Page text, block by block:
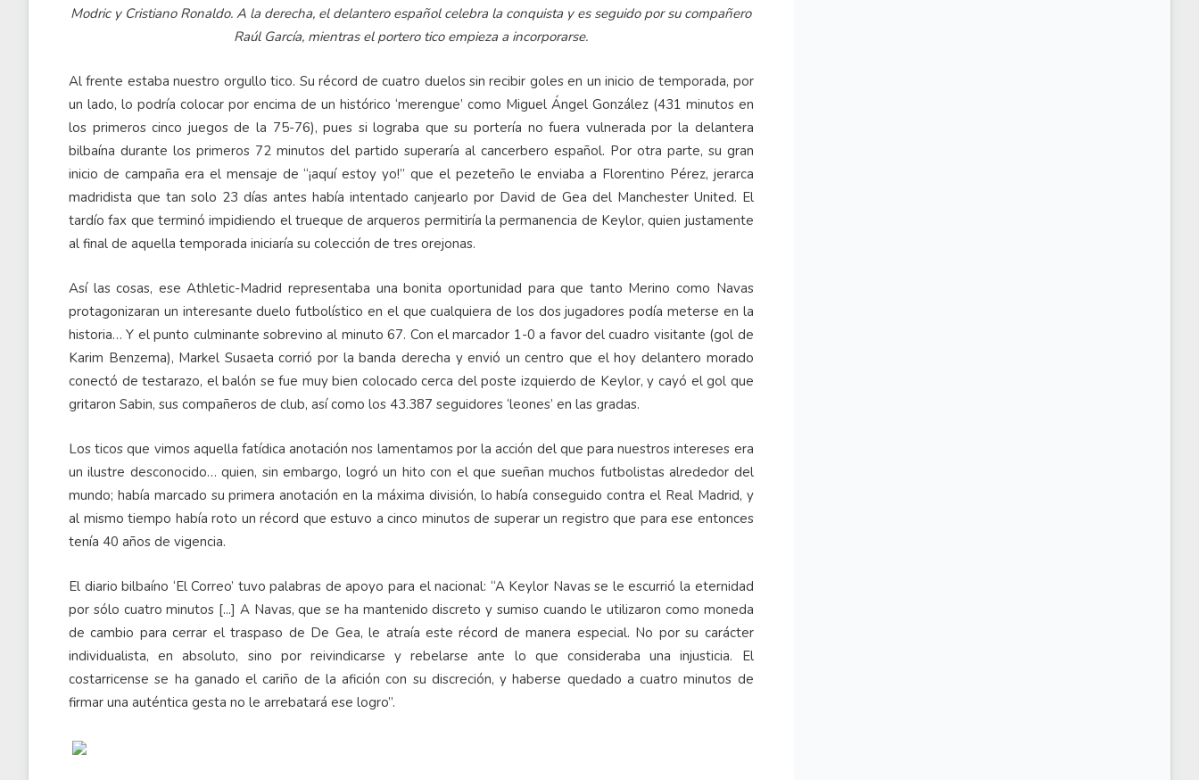
Modric y Cristiano Ronaldo. A la derecha, el delantero español celebra la conquista y es seguido por su compañero
Raúl García, mientras el portero tico empieza a incorporarse.
Al frente estaba nuestro orgullo tico. Su récord de cuatro duelos sin recibir goles en un inicio de temporada, por
un lado, lo podría colocar por encima de un histórico ‘merengue’ como Miguel Ángel González (431 minutos en
los primeros cinco juegos de la 75-76), pues si lograba que su portería no fuera vulnerada por la delantera
bilbaína durante los primeros 72 minutos del partido superaría al cancerbero español. Por otra parte, su gran
inicio de campaña era el mensaje de “¡aquí estoy yo!” que el pezeteño le enviaba a Florentino Pérez, jerarca
madridista que tan solo 23 días antes había intentado canjearlo por David de Gea del Manchester United. El
tardío fax que terminó impidiendo el trueque de arqueros permitiría la permanencia de Keylor, quien justamente
al final de aquella temporada iniciaría su colección de tres orejonas.
Así las cosas, ese Athletic-Madrid representaba una bonita oportunidad para que tanto Merino como Navas
protagonizaran un interesante duelo futbolístico en el que cualquiera de los dos jugadores podía meterse en la
historia… Y el punto culminante sobrevino al minuto 67. Con el marcador 1-0 a favor del cuadro visitante (gol de
Karim Benzema), Markel Susaeta corrió por la banda derecha y envió un centro que el hoy delantero morado
conectó de testarazo, el balón se fue muy bien colocado cerca del poste izquierdo de Keylor, y cayó el gol que
gritaron Sabin, sus compañeros de club, así como los 43.387 seguidores ‘leones’ en las gradas.
Los ticos que vimos aquella fatídica anotación nos lamentamos por la acción del que para nuestros intereses era
un ilustre desconocido… quien, sin embargo, logró un hito con el que sueñan muchos futbolistas alrededor del
mundo; había marcado su primera anotación en la máxima división, lo había conseguido contra el Real Madrid, y
al mismo tiempo había roto un récord que estuvo a cinco minutos de superar un registro que para ese entonces
tenía 40 años de vigencia.
El diario bilbaíno ‘El Correo’ tuvo palabras de apoyo para el nacional: “A Keylor Navas se le escurrió la eternidad
por sólo cuatro minutos [...] A Navas, que se ha mantenido discreto y sumiso cuando le utilizaron como moneda
de cambio para cerrar el traspaso de De Gea, le atraía este récord de manera especial. No por su carácter
individualista, en absoluto, sino por reivindicarse y rebelarse ante lo que consideraba una injusticia. El
costarricense se ha ganado el cariño de la afición con su discreción, y haberse quedado a cuatro minutos de
firmar una auténtica gesta no le arrebatará ese logro”.